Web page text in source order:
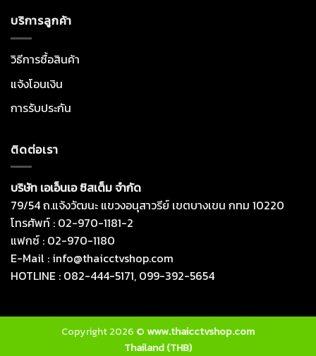
บริการลูกค้า
วิธีการซื้อสินค้า
แจ้งโอนเงิน
การรับประกัน
ติดต่อเรา
บริษัท เอเอ็นเอ ซิสเต็ม จำกัด
79/54 ถ.แจ้งวัฒนะ แขวงอนุสาวรีย์ เขตบางเขน กทม 10220
โทรศัพท์ : 02-970-1181-2
แฟกซ์ : 02-970-1180
E-Mail : info@thaicctvshop.com
HOTLINE : 082-444-5171, 099-392-5654
Copyright 2026 © www.thaicctvshop.com
Thailand (THB)